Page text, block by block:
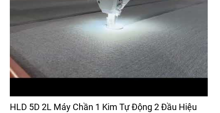
HLD 5D 2L Máy Chần 1 Kim Tự Động 2 Đầu Hiệu